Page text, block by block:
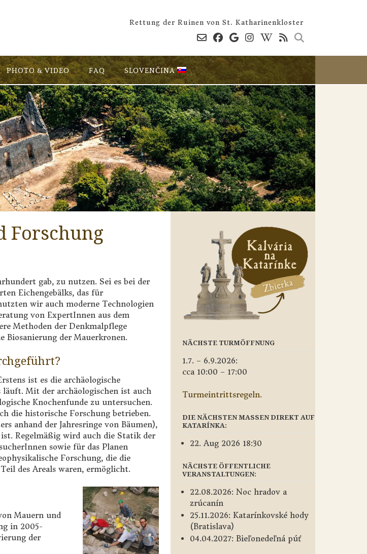
Rettung der Ruinen von St. Katharinenkloster
PHOTO & VIDEO FAQ SLOVENČINA
Forschung
gab, zu nutzen. Sei es bei der
Eichengebälks, das für
wir auch moderne Technologien
von ExpertInnen aus dem
Methoden der Denkmalpflege
Biosanierung der Mauerkronen.
ist es die archäologische
läuft. Mit der archäologischen ist auch
Knochenfunde zu untersuchen.
die historische Forschung betrieben.
anhand der Jahresringe von Bäumen),
Regelmäßig wird auch die Statik der
sowie für das Planen
Forschung, die die
des Areals waren, ermöglicht.
Mauern und
in 2005-
der
NÄCHSTE TURMÖFFNUNG
1.7. – 6.9.2026:
cca 10:00 – 17:00
Turmeintrittsregeln.
DIE NÄCHSTEN MASSEN DIREKT AUF
KATARÍNKA:
22. Aug 2026 18:30
NÄCHSTE ÖFFENTLICHE
VERANSTALTUNGEN:
22.08.2026: Noc hradov a
zrúcanín
25.11.2026: Katarínkovské hody
(Bratislava)
04.04.2027: Bieľonedeľná púť